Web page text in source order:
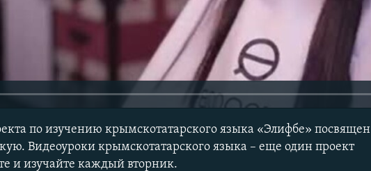
по изучению крымскотатарского языка «Элифбе» посвящен
Видеоуроки крымскотатарского языка – еще один проект
и изучайте каждый вторник.